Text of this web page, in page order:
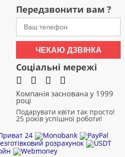
Передзвонити вам ?
ЧЕКАЮ ДЗВІНКА
Соціальні мережі
Компанія заснована у 1999
році
Подарувати квіти так просто!
25 років успішної роботи!